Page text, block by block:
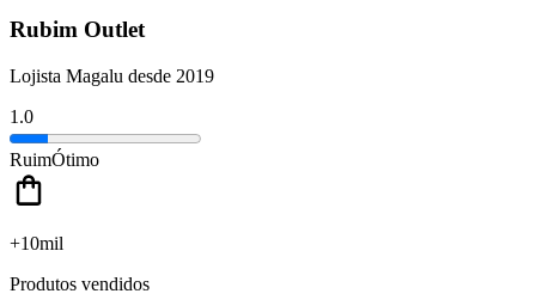
Rubim Outlet
Lojista Magalu desde 2019
1.0
RuimÓtimo
+10mil
Produtos vendidos